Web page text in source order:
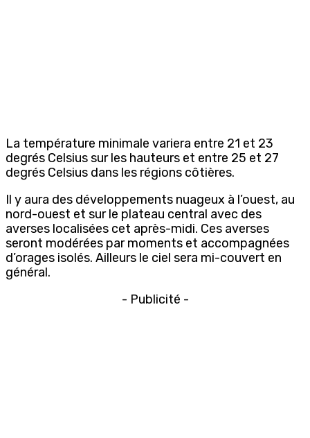
La température minimale variera entre 21 et 23
degrés Celsius sur les hauteurs et entre 25 et 27
degrés Celsius dans les régions côtières.
Il y aura des développements nuageux à l’ouest, au
nord-ouest et sur le plateau central avec des
averses localisées cet après-midi. Ces averses
seront modérées par moments et accompagnées
d’orages isolés. Ailleurs le ciel sera mi-couvert en
général.
- Publicité -